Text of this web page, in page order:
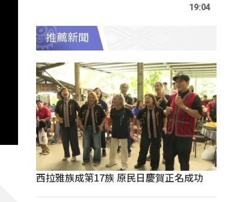
19:04
推薦新聞
西拉雅族成第17族 原民日慶賀正名成功